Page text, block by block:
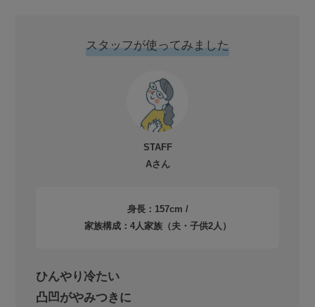
スタッフが使ってみました
STAFF
Aさん
身長：157cm /
家族構成：4人家族（夫・子供2人）
ひんやり冷たい
凸凹がやみつきに